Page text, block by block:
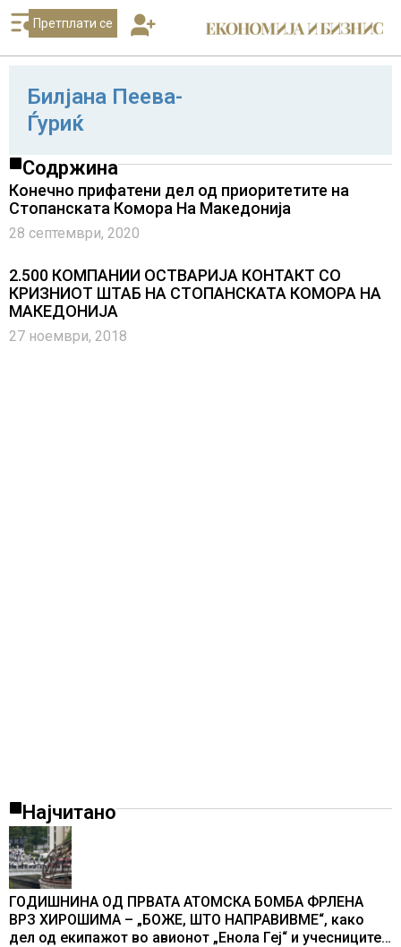
Претплати се
Билјана Пеева-
Ѓуриќ
Содржина
Конечно прифатени дел од приоритетите на
Стопанската Комора На Македонија
28 септември, 2020
2.500 КОМПАНИИ ОСТВАРИЈА КОНТАКТ СО
КРИЗНИОТ ШТАБ НА СТОПАНСКАТА КОМОРА НА
МАКЕДОНИЈА
27 ноември, 2018
Најчитано
ГОДИШНИНА ОД ПРВАТА АТОМСКА БОМБА ФРЛЕНА
ВРЗ ХИРОШИМА – „БОЖЕ, ШТО НАПРАВИВМЕ“, како
дел од екипажот во авионот „Енола Геј“ и учесниците